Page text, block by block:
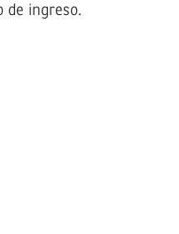
de ingreso.